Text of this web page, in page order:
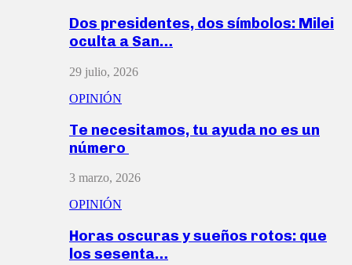
Dos presidentes, dos símbolos: Milei
oculta a San…
29 julio, 2026
OPINIÓN
Te necesitamos, tu ayuda no es un
número
3 marzo, 2026
OPINIÓN
Horas oscuras y sueños rotos: que
los sesenta…